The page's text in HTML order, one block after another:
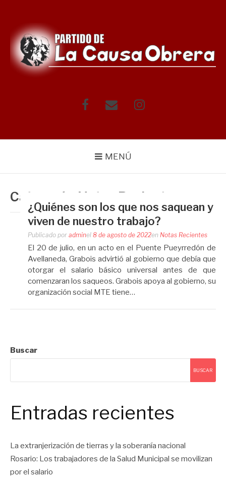
contenido
FacebookCorreo Instagram
MENÚ
Categoría: Notas Recientes
¿Quiénes son los que nos saquean y
viven de nuestro trabajo?
Publicado por adminel 8 de agosto de 2022en Notas Recientes
El 20 de julio, en un acto en el Puente Pueyrredón de
Avellaneda, Grabois advirtió al gobierno que debía que
otorgar el salario básico universal antes de que
comenzaran los saqueos. Grabois apoya al gobierno, su
organización social MTE tiene…
Buscar
BUSCAR
Entradas recientes
La extranjerización de tierras y la soberanía nacional
Rosario: Los trabajadores de la Salud Municipal se movilizan
por el salario